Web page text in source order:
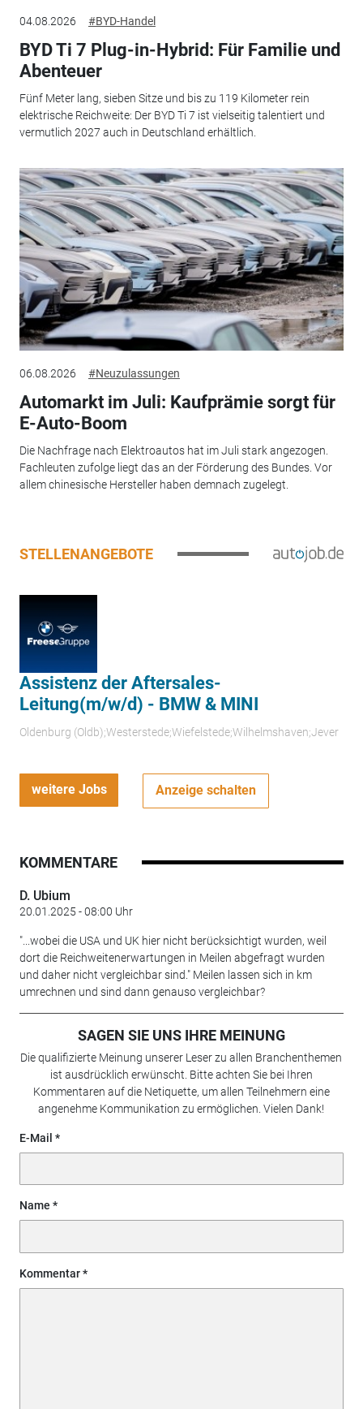
04.08.2026 #BYD-Handel
BYD Ti 7 Plug-in-Hybrid: Für Familie und
Abenteuer
Fünf Meter lang, sieben Sitze und bis zu 119 Kilometer rein
elektrische Reichweite: Der BYD Ti 7 ist vielseitig talentiert und
vermutlich 2027 auch in Deutschland erhältlich.
06.08.2026 #Neuzulassungen
Automarkt im Juli: Kaufprämie sorgt für
E-Auto-Boom
Die Nachfrage nach Elektroautos hat im Juli stark angezogen.
Fachleuten zufolge liegt das an der Förderung des Bundes. Vor
allem chinesische Hersteller haben demnach zugelegt.
STELLENANGEBOTE
Assistenz der Aftersales-
Leitung(m/w/d) - BMW & MINI
Oldenburg (Oldb);Westerstede;Wiefelstede;Wilhelmshaven;Jever
weitere Jobs Anzeige schalten
KOMMENTARE
D. Ubium
20.01.2025 - 08:00 Uhr
"...wobei die USA und UK hier nicht berücksichtigt wurden, weil
dort die Reichweitenerwartungen in Meilen abgefragt wurden
und daher nicht vergleichbar sind." Meilen lassen sich in km
umrechnen und sind dann genauso vergleichbar?
SAGEN SIE UNS IHRE MEINUNG
Die qualifizierte Meinung unserer Leser zu allen Branchenthemen
ist ausdrücklich erwünscht. Bitte achten Sie bei Ihren
Kommentaren auf die Netiquette, um allen Teilnehmern eine
angenehme Kommunikation zu ermöglichen. Vielen Dank!
E-Mail
Name
Kommentar